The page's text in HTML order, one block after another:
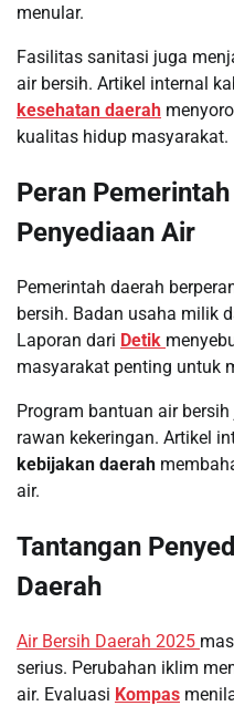
menular.
Fasilitas sanitasi juga
air bersih. Artikel internal
kesehatan daerah
kualitas hidup masyarakat.
Peran
Penyediaan Air
Pemerintah daerah
bersih. Badan usaha milik
Laporan dari Detik
masyarakat penting untuk
Program bantuan air
rawan kekeringan. Artikel
kebijakan daerah
air.
Tantangan
Daerah
Air Bersih Daerah 2025
serius. Perubahan iklim
air. Evaluasi Kompas